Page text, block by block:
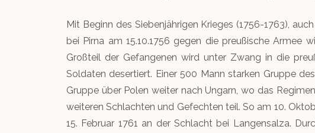
Mit Beginn des Siebenjährigen Krieges (1756-1763),
bei Pirna am 15.10.1756 gegen die preußische Armee
Großteil der Gefangenen wird unter Zwang in die
Soldaten desertiert. Einer 500 Mann starken Gruppe
Gruppe über Polen weiter nach Ungarn, wo das
weiteren Schlachten und Gefechten teil. So am 10.
15. Februar 1761 an der Schlacht bei Langensalza.